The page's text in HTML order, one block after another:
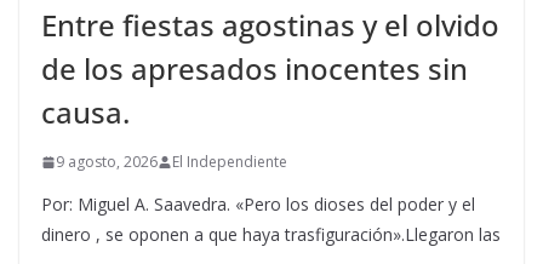
Entre fiestas agostinas y el olvido
de los apresados inocentes sin
causa.
9 agosto, 2026 El Independiente
Por: Miguel A. Saavedra. «Pero los dioses del poder y el
dinero , se oponen a que haya trasfiguración».Llegaron las